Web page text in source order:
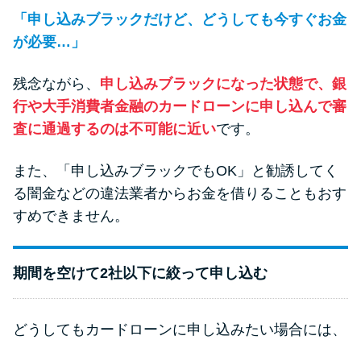
「申し込みブラックだけど、どうしても今すぐお金
が必要…」
残念ながら、 申し込みブラックになった状態で、銀
行や大手消費者金融のカードローンに申し込んで審
査に通過するのは不可能に近いです。
また、「申し込みブラックでもOK」と勧誘してく
る闇金などの違法業者からお金を借りることもおす
すめできません。
期間を空けて2社以下に絞って申し込む
どうしてもカードローンに申し込みたい場合には、